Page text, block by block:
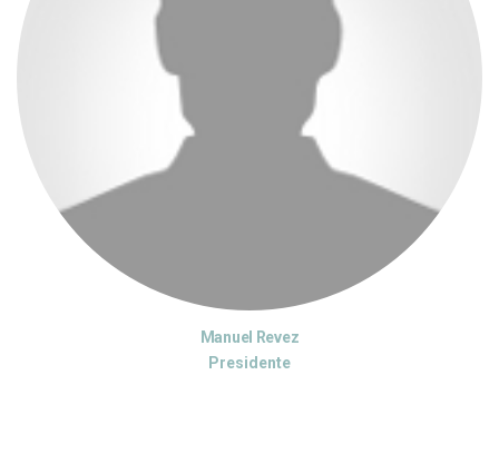
Manuel Revez
Presidente